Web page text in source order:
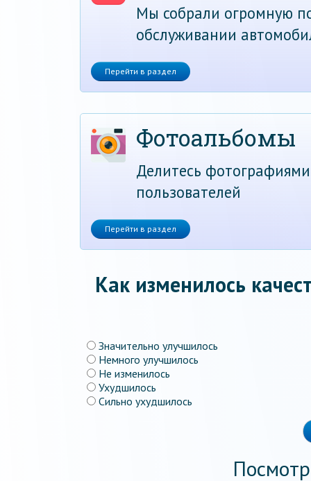
Мы собрали огромную
обслуживании
Перейти в раздел
Фотоальбомы
Делитесь
пользователей
Перейти в раздел
Как изменилось
Значительно улучшилось
Немного улучшилось
Не изменилось
Ухудшилось
Сильно ухудшилось